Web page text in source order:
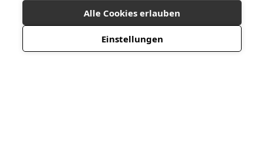
Alle Cookies erlauben
Einstellungen